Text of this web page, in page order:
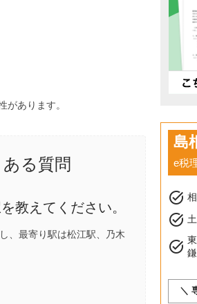
あります。
る質問
教えてください。
、最寄り駅は松江駅
乃木
島
e税
task_alt
task_alt
task_alt
＼